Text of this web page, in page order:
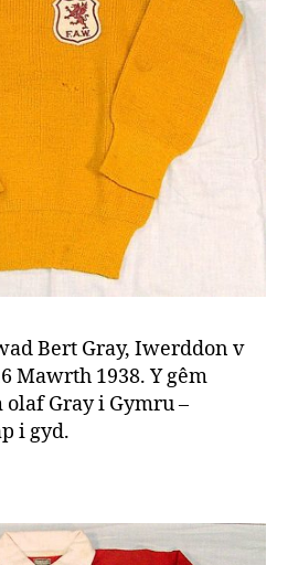
Bert Gray, Iwerddon v
Mawrth 1938. Y gêm
olaf Gray i Gymru –
i gyd.